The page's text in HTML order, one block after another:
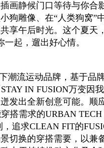
画静候门口等待与你合
狗雕像、在“人类狗窝”
享午后时光。这个夏天
起，遛出好心情。
潮流运动品牌，基于品
IN FUSION万变因
发出全新创意可能。顺
搭需求的URBAN
追求CLEAN FIT的
切换的穿搭需要，以兼